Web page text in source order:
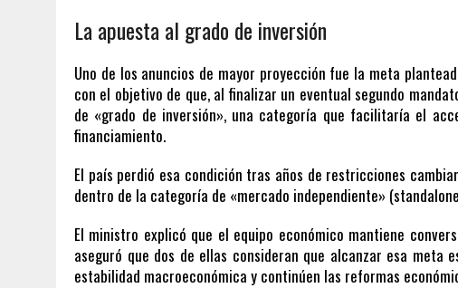
La apuesta al grado de inversión
Uno de los anuncios de mayor proyección fue la meta
con el objetivo de que, al finalizar un eventual segundo
de «grado de inversión», una categoría que facilitaría el
financiamiento.
El país perdió esa condición tras años de restricciones
dentro de la categoría de «mercado independiente»
El ministro explicó que el equipo económico mantiene
aseguró que dos de ellas consideran que alcanzar esa meta
estabilidad macroeconómica y continúen las reformas